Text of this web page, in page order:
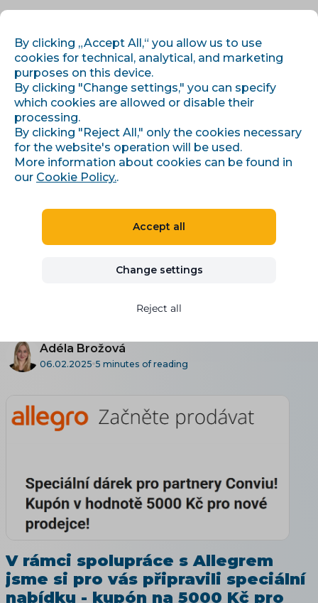
Úvod ›Articles and information›
Speciální nabídka - Kupón v hodnotě 5000 Kč pro nové
prodejce na Allegru.
Speciální nabídka - Kupón
v hodnotě 5000 Kč pro
nové prodejce na Allegru.
Adéla Brožová
06.02.2025 5 minutes of reading
V rámci spolupráce s Allegrem
jsme si pro vás připravili speciální
nabídku - kupón na 5000 Kč pro
By clicking „Accept All,“ you allow us to use
cookies for technical, analytical, and marketing
purposes on this device.
By clicking "Change settings," you can specify
which cookies are allowed or disable their
processing.
By clicking "Reject All," only the cookies necessary
for the website's operation will be used.
More information about cookies can be found in
our Cookie Policy..
Accept all
Change settings
Reject all